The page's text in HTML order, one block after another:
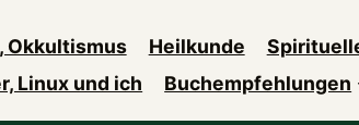
Okkultismus Heilkunde
Linux und ich Buchempfehlungen